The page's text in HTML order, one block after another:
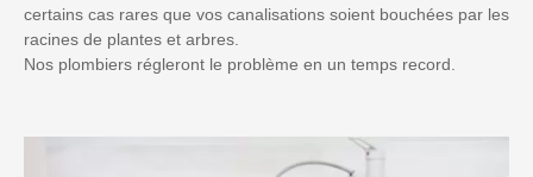
certains cas rares que vos canalisations soient bouchées par les
racines de plantes et arbres.
Nos plombiers régleront le problème en un temps record.